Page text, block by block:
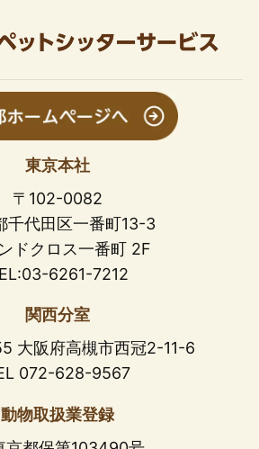
東京本社
〒102-0082
千代田区一番町13-3
ドクロス一番町 2F
6261-7212
関西分室
大阪府高槻市西冠2-11-6
072-628-9567
動物取扱業登録